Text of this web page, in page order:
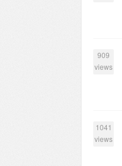
909
views
1041
views